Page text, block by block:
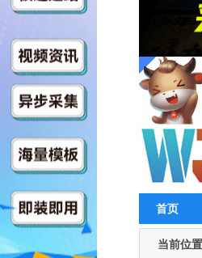
首页
当前位置